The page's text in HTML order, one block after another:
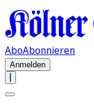
AboAbonnieren
Anmelden